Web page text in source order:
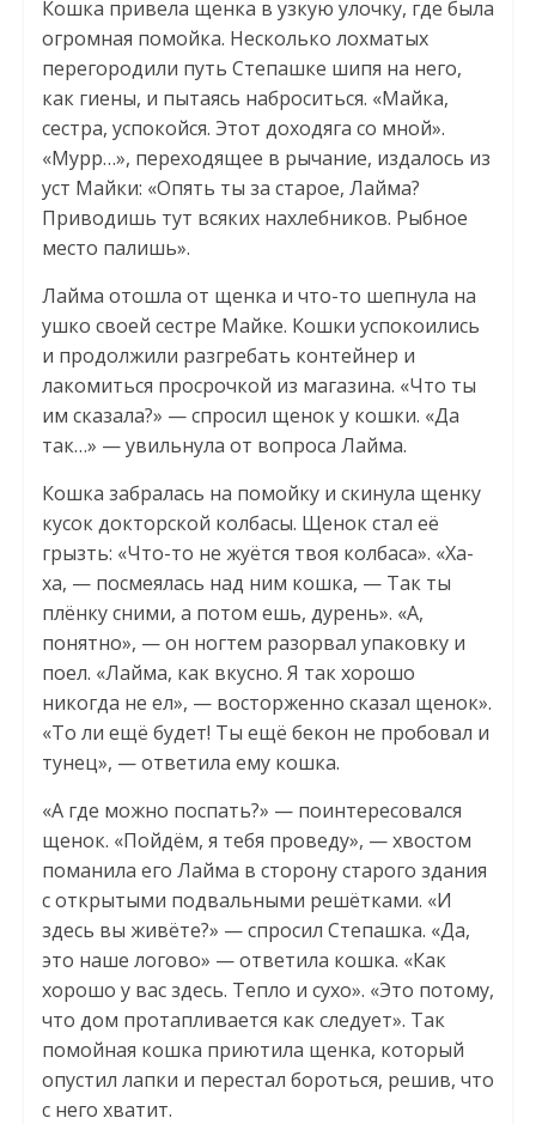
Кошка привела щенка в узкую улочку, где была
огромная помойка. Несколько лохматых
перегородили путь Степашке шипя на него,
как гиены, и пытаясь наброситься. «Майка,
сестра, успокойся. Этот доходяга со мной».
«Мурр…», переходящее в рычание, издалось из
уст Майки: «Опять ты за старое, Лайма?
Приводишь тут всяких нахлебников. Рыбное
место палишь».
Лайма отошла от щенка и что-то шепнула на
ушко своей сестре Майке. Кошки успокоились
и продолжили разгребать контейнер и
лакомиться просрочкой из магазина. «Что ты
им сказала?» — спросил щенок у кошки. «Да
так…» — увильнула от вопроса Лайма.
Кошка забралась на помойку и скинула щенку
кусок докторской колбасы. Щенок стал её
грызть: «Что-то не жуётся твоя колбаса». «Ха-
ха, — посмеялась над ним кошка, — Так ты
плёнку сними, а потом ешь, дурень». «А,
понятно», — он ногтем разорвал упаковку и
поел. «Лайма, как вкусно. Я так хорошо
никогда не ел», — восторженно сказал щенок».
«То ли ещё будет! Ты ещё бекон не пробовал и
тунец», — ответила ему кошка.
«А где можно поспать?» — поинтересовался
щенок. «Пойдём, я тебя проведу», — хвостом
поманила его Лайма в сторону старого здания
с открытыми подвальными решётками. «И
здесь вы живёте?» — спросил Степашка. «Да,
это наше логово» — ответила кошка. «Как
хорошо у вас здесь. Тепло и сухо». «Это потому,
что дом протапливается как следует». Так
помойная кошка приютила щенка, который
опустил лапки и перестал бороться, решив, что
с него хватит.